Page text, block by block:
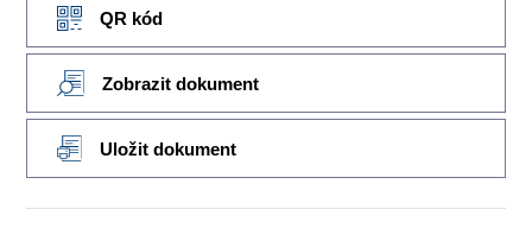
QR kód
Zobrazit dokument
Uložit dokument